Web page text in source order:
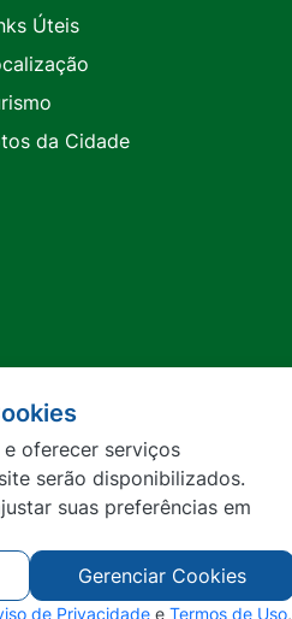
Úteis
da Cidade
oferecer serviços
serão disponibilizados.
suas preferências em
Gerenciar Cookies
de Privacidade e Termos de Uso,